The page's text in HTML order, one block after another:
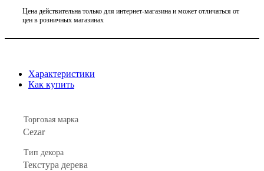
Цена действительна только для интернет-магазина и может отличаться от
цен в розничных магазинах
Характеристики
Как купить
Торговая марка
Cezar
Тип декора
Текстура дерева